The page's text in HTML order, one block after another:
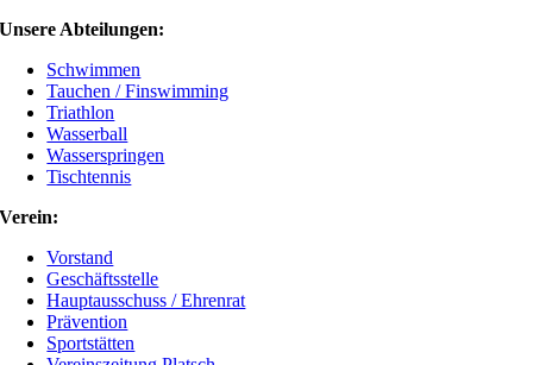
Unsere Abteilungen:
Schwimmen
Tauchen / Finswimming
Triathlon
Wasserball
Wasserspringen
Tischtennis
Verein:
Vorstand
Geschäftsstelle
Hauptausschuss / Ehrenrat
Prävention
Sportstätten